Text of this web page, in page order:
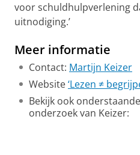
voor schuldhulpverlening
uitnodiging.’
Meer informatie
Contact: Martijn Keizer
Website‘Lezen ≠
Bekijk ook
onderzoek van Keizer: